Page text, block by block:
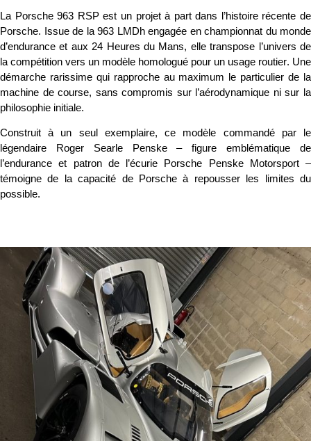
La Porsche 963 RSPest un projet à part dans l’histoire récente de
Porsche. Issue de la 963 LMDhengagée en championnat du monde
d’endurance et aux 24 Heures du Mans, elle transpose l’univers de
la compétition vers un modèle homologué pour un usage routier. Une
démarche rarissime qui rapproche au maximum le particulier de la
machine de course, sans compromis sur l’aérodynamique ni sur la
philosophie initiale.
Construit à un seul exemplaire, ce modèle commandé par le
légendaire Roger Searle Penske– figure emblématique de
l’endurance et patron de l’écurie Porsche Penske Motorsport –
témoigne de la capacité de Porsche à repousser les limites du
possible.